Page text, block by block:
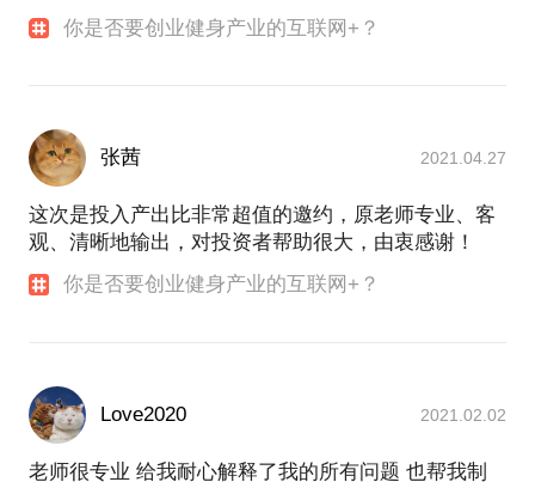
你是否要创业健身产业的互联网+？
张茜 2021.04.27
这次是投入产出比非常超值的邀约，原老师专业、客
观、清晰地输出，对投资者帮助很大，由衷感谢！
你是否要创业健身产业的互联网+？
Love2020 2021.02.02
老师很专业 给我耐心解释了我的所有问题 也帮我制